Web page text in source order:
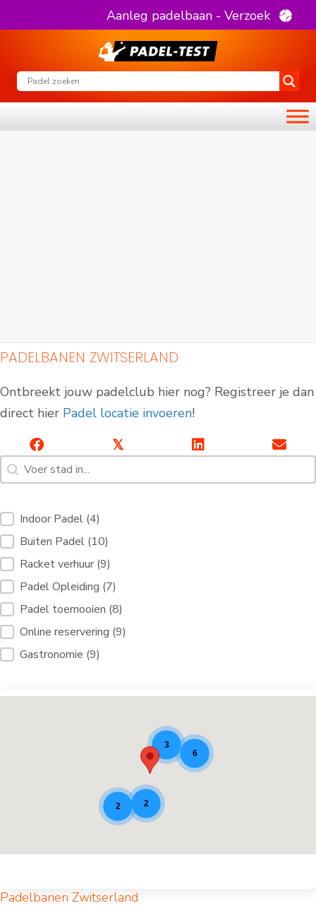
Aanleg padelbaan - Verzoek
PADELBANEN ZWITSERLAND
Ontbreekt jouw padelclub hier nog? Registreer je dan
direct hier Padel locatie invoeren!
𝕏
Zoeken [7]
Inhoud zoeken
Filterdiensten Padelhoven [10]
Indoor Padel (4)
Buiten Padel (10)
Racket verhuur (9)
Padel Opleiding (7)
Padel toernooien (8)
Online reservering (9)
Gastronomie (9)
3
6
2
2
Padelbanen Zwitserland